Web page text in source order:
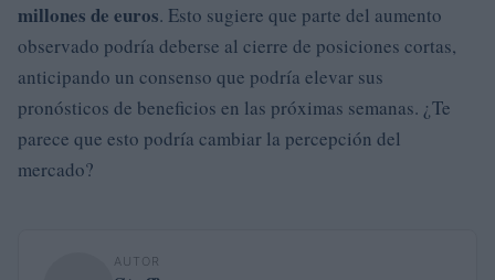
millones de euros. Esto sugiere que parte del aumento
observado podría deberse al cierre de posiciones cortas,
anticipando un consenso que podría elevar sus
pronósticos de beneficios en las próximas semanas. ¿Te
parece que esto podría cambiar la percepción del
mercado?
AUTOR